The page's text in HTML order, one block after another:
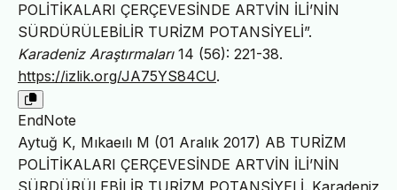
POLİTİKALARI ÇERÇEVESİNDE ARTVİN İLİ’NİN
SÜRDÜRÜLEBİLİR TURİZM POTANSİYELİ”.
Karadeniz Araştırmaları14 (56): 221-38.
https://izlik.org/JA75YS84CU.
EndNote
Aytuğ K, Mıkaeılı M (01 Aralık 2017) AB TURİZM
POLİTİKALARI ÇERÇEVESİNDE ARTVİN İLİ’NİN